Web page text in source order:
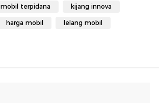
mobil terpidana kijang innova
harga mobil lelang mobil